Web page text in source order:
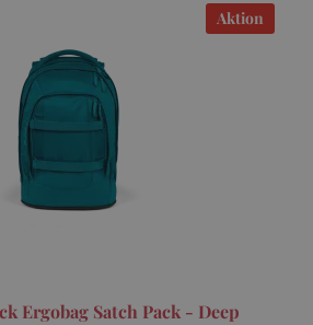
Aktion
Ergobag Satch Pack - Deep
erforderlich
Cookies ermöglichen
Kernfunktionen der Website wie die
und die Kontoverwaltung.
erforderlichen Cookies
nicht ordnungsgemäß